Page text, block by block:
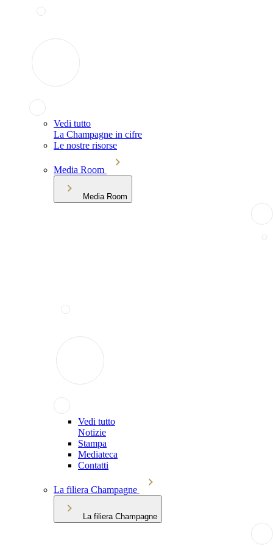
Vedi tutto
La Champagne in cifre
Le nostre risorse
Media Room
Media Room
Vedi tutto
Notizie
Stampa
Mediateca
Contatti
La filiera Champagne
La filiera Champagne